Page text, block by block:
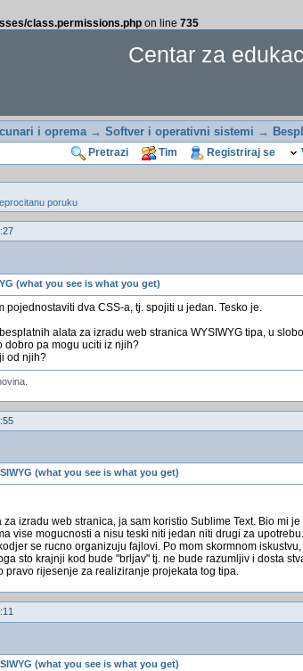
class.permissions.php on line 735
Centar za
i oprema→ Softver i operativni sistemi →
Pretrazi Tim Registriraj se
poruku
(what you see is what you get)
pojednostaviti dva CSS-a, tj. spojiti u jedan. Tesko je.
alata za izradu web stranica WYSIWYG tipa, u
dobro pa mogu uciti iz njih?
od njih?
(what you see is what you get)
za izradu web stranica, ja sam koristio Sublime Text. Bio mi
vise mogucnosti a nisu teski niti jedan niti drugi za
se rucno organizuju fajlovi. Po mom skormnom
sto krajnji kod bude "brljav" tj. ne bude razumljiv i dosta
pravo rijesenje za realiziranje projekata tog tipa.
(what you see is what you get)